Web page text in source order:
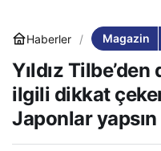
Haberler Magazin
Yıldız
ilgili dikkat
Japonlar yapsın